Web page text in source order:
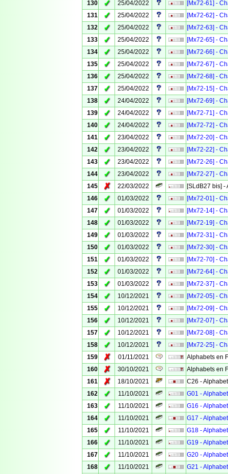
130 ✓ 25/04/2022
[Mx72-61] -
131
✓ 25/04/2022
[Mx72-62] -
132
✓ 25/04/2022
[Mx72-63] -
133
✓ 25/04/2022
[Mx72-65] -
134
✓ 25/04/2022
[Mx72-66] -
135
✓ 25/04/2022
[Mx72-67] -
136
✓ 25/04/2022
[Mx72-68] -
137
✓ 25/04/2022
[Mx72-15] -
138
✓ 24/04/2022
[Mx72-69] -
139
✓ 24/04/2022
[Mx72-71] -
140
✓ 24/04/2022
[Mx72-72] -
141
✓ 23/04/2022
[Mx72-20] -
142
✓ 23/04/2022
[Mx72-22] -
143
✓ 23/04/2022
[Mx72-26] -
144
✓ 23/04/2022
[Mx72-27] -
145
✗ 22/03/2022
[SLdB27 bis] -
146
✓ 01/03/2022
[Mx72-01] -
147
✓ 01/03/2022
[Mx72-14] -
148
✓ 01/03/2022
[Mx72-19] -
149
✓ 01/03/2022
[Mx72-31] -
150
✓ 01/03/2022
[Mx72-30] -
151
✓ 01/03/2022
[Mx72-70] -
152
✓ 01/03/2022
[Mx72-64] -
153
✓ 01/03/2022
[Mx72-37] -
154
✓ 10/12/2021
[Mx72-05] -
155
✓ 10/12/2021
[Mx72-09] -
156
✓ 10/12/2021
[Mx72-07] -
157
✓ 10/12/2021
[Mx72-08] -
158
✓ 10/12/2021
[Mx72-25] -
159
✗ 01/11/2021
Alphabets en
160
✗ 30/10/2021
Alphabets en
161
✗ 18/10/2021
C26 -
162
✓ 11/10/2021
G01 -
163
✓ 11/10/2021
G16 -
164
✓ 11/10/2021
G17 -
165
✓ 11/10/2021
G18 -
166
✓ 11/10/2021
G19 -
167
✓ 11/10/2021
G20 -
168
✓ 11/10/2021
G21 -